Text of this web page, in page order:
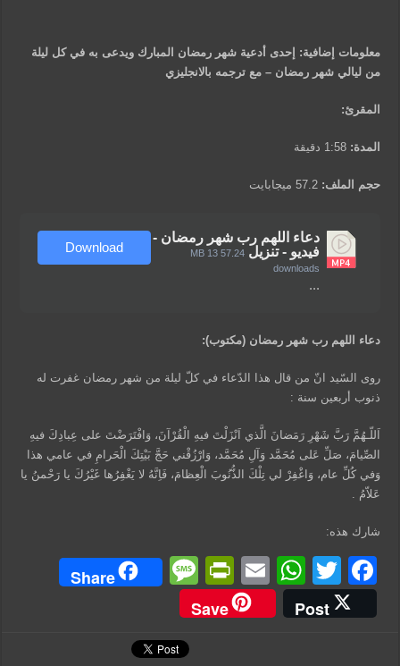
معلومات إضافية: إحدى أدعية شهر رمضان المبارك ويدعى به في كل ليلة
من ليالي شهر رمضان – مع ترجمه بالانجليزي
المقرئ:
المدة: 1:58 دقيقة
حجم الملف: 57.2 ميجابايت
دعاء اللهم رب شهر رمضان -
فيديو - تنزيل 57.24 MB
13
downloads
...
Download
دعاء اللهم رب شهر رمضان (مكتوب):
روى السّيد انّ من قال هذا الدّعاء في كلّ ليلة من شهر رمضان غفرت له
ذنوب أربعين سنة :
اَللّـهُمَّ رَبَّ شَهْرِ رَمَضانَ الَّذي اَنْزَلْتَ فيهِ الْقُرْآنَ، وَافْتَرَضْتَ على عِبادِكَ فيهِ
الصِّيامَ، صَلِّ عَلى مُحَمَّد وَآلِ مُحَمَّد، وَارْزُقْني حَجَّ بَيْتِكَ الْحَرامِ في عامي هذا
وَفي كُلِّ عام، وَاغْفِرْ لي تِلْكَ الذُّنُوبَ الْعِظامَ، فَاِنَّهُ لا يَغْفِرُها غَيْرُكَ يا رَحْمنُ يا
عَلاّمُ .
شارك هذه:
F
a
c
T
wi
tt
W
h
at
E
m
ail
Pr
in
tF
ri
M
a
Share
Post
Save